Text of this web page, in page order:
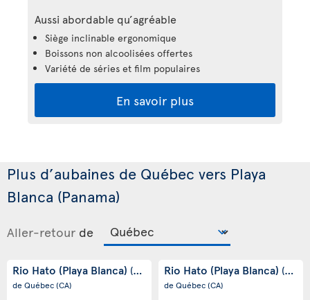
Aussi abordable qu’agréable
Siège inclinable ergonomique
Boissons non alcoolisées offertes
Variété de séries et film populaires
En savoir plus
Plus d’aubaines de Québec vers Playa
Blanca (Panama)
Aller-retour de
Rio Hato (Playa Blanca) (PA)
de Québec(CA)
Rio Hato (Playa Blanca) (PA)
de Québec(CA)